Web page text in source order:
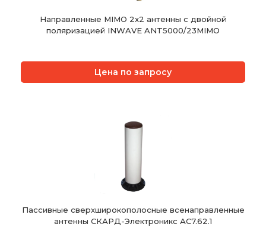
Направленные MIMO 2x2 антенны с двойной
поляризацией INWAVE ANT5000/23MIMO
Цена по запросу
Пассивные сверхширокополосные всенаправленные
антенны СКАРД-Электроникс АС7.62.1